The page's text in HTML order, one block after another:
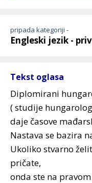
pripada kategoriji -
Engleski jezik -
Tekst oglasa
Diplomirani
( studije
daje časove
Nastava se bazira
Ukoliko stvarno
pričate,
onda ste na